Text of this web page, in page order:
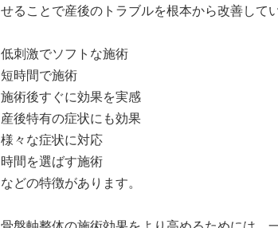
せることで産後のトラブルを根本から改善して
低刺激でソフトな施術
短時間で施術
施術後すぐに効果を実感
産後特有の症状にも効果
様々な症状に対応
時間を選ばす施術
などの特徴があります。